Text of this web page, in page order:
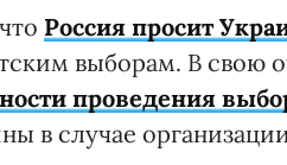
Россия просит
выборам. В свою
проведения
в случае